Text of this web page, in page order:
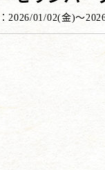
2026/01/02(金)〜